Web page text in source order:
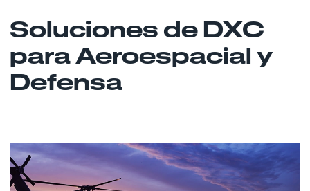
Soluciones de DXC
para Aeroespacial y
Defensa